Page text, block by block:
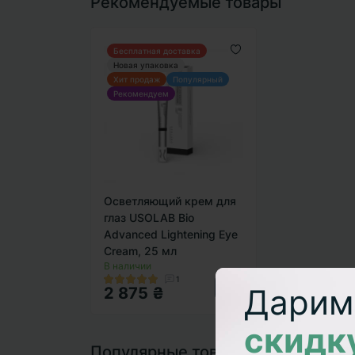
Дарим
Бесплатная доставка
Новая упаковка
Хит продаж
Популярный
Рекомендуем
Осветляющий крем для
глаз USOLAB Bio
Advanced Lightening Eye
Cream, 25 мл
В наличии
1
2 875 ₴